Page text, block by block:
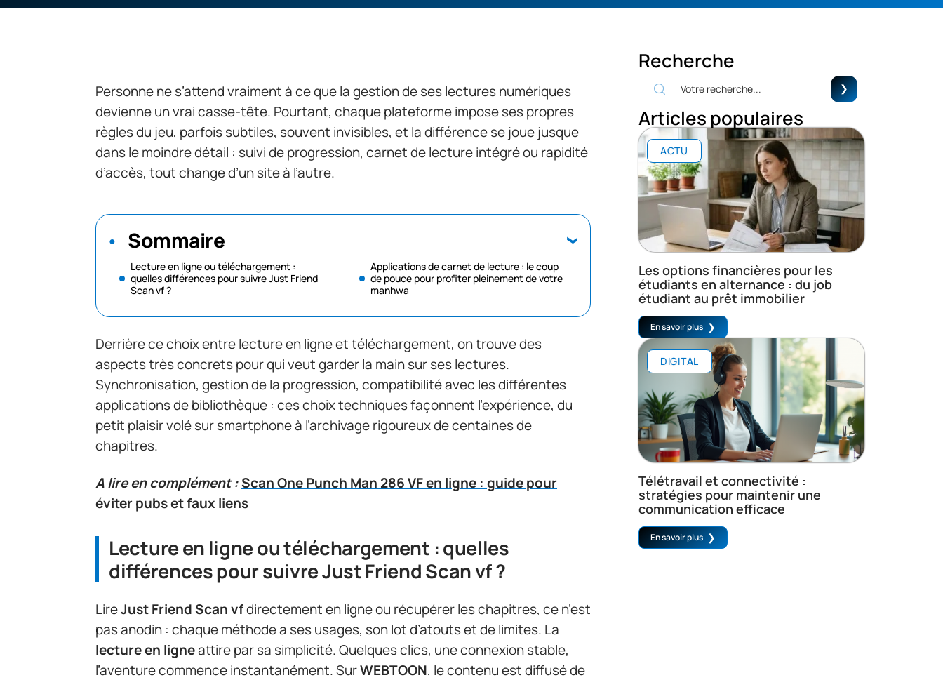
Personne ne s’attend vraiment à ce que la gestion de ses lectures numériques
devienne un vrai casse-tête. Pourtant, chaque plateforme impose ses propres
règles du jeu, parfois subtiles, souvent invisibles, et la différence se joue jusque
dans le moindre détail : suivi de progression, carnet de lecture intégré ou rapidité
d’accès, tout change d’un site à l’autre.
Sommaire
Lecture en ligne ou téléchargement :
quelles différences pour suivre Just Friend
Scan vf ?
Applications de carnet de lecture : le coup
de pouce pour profiter pleinement de votre
manhwa
Derrière ce choix entre lecture en ligne et téléchargement, on trouve des
aspects très concrets pour qui veut garder la main sur ses lectures.
Synchronisation, gestion de la progression, compatibilité avec les différentes
applications de bibliothèque : ces choix techniques façonnent l’expérience, du
petit plaisir volé sur smartphone à l’archivage rigoureux de centaines de
chapitres.
A lire en complément :Scan One Punch Man 286 VF en ligne : guide pour
éviter pubs et faux liens
Lecture en ligne ou téléchargement : quelles
différences pour suivre Just Friend Scan vf ?
LireJust Friend Scan vfdirectement en ligne ou récupérer les chapitres, ce n’est
pas anodin : chaque méthode a ses usages, son lot d’atouts et de limites. La
lecture en ligneattire par sa simplicité. Quelques clics, une connexion stable,
l’aventure commence instantanément. SurWEBTOON, le contenu est diffusé de
Recherche
Articles populaires
ACTU
Les options financières pour les
étudiants en alternance : du job
étudiant au prêt immobilier
En savoir plus
DIGITAL
Télétravail et connectivité :
stratégies pour maintenir une
communication efficace
En savoir plus